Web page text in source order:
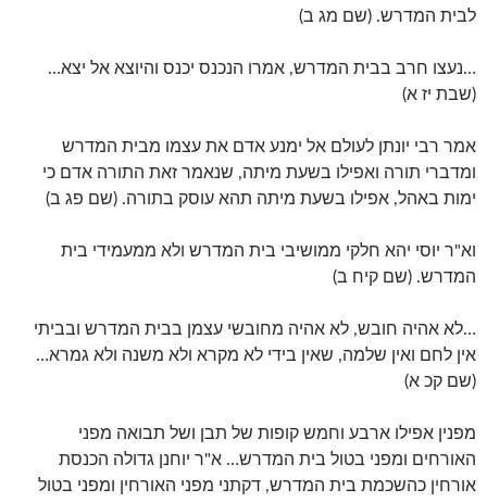
לבית המדרש. (שם מג ב)
…נעצו חרב בבית המדרש, אמרו הנכנס יכנס והיוצא אל יצא…
(שבת יז א)
אמר רבי יונתן לעולם אל ימנע אדם את עצמו מבית המדרש
ומדברי תורה ואפילו בשעת מיתה, שנאמר זאת התורה אדם כי
ימות באהל, אפילו בשעת מיתה תהא עוסק בתורה. (שם פג ב)
וא"ר יוסי יהא חלקי ממושיבי בית המדרש ולא ממעמידי בית
המדרש. (שם קיח ב)
…לא אהיה חובש, לא אהיה מחובשי עצמן בבית המדרש ובביתי
אין לחם ואין שלמה, שאין בידי לא מקרא ולא משנה ולא גמרא…
(שם קכ א)
מפנין אפילו ארבע וחמש קופות של תבן ושל תבואה מפני
האורחים ומפני בטול בית המדרש… א"ר יוחנן גדולה הכנסת
אורחין כהשכמת בית המדרש, דקתני מפני האורחין ומפני בטול